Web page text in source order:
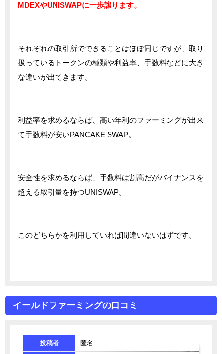
MDEXやUNISWAPに一歩譲ります。
それぞれの取引所でできることはほぼ同じですが、取り
扱っているトークンの種類や利益率、手数料などに大き
な違いが出てきます。
利益率を求めるならば、高い年利のファーミングが出来
て手数料が安いPANCAKE SWAP。
安全性を求めるならば、手数料は割高だがバイナンスを
超える取引量を持つUNISWAP。
このどちらかを利用していれば間違いないはずです。
イールドファーミングの口コミ
投稿者 匿名